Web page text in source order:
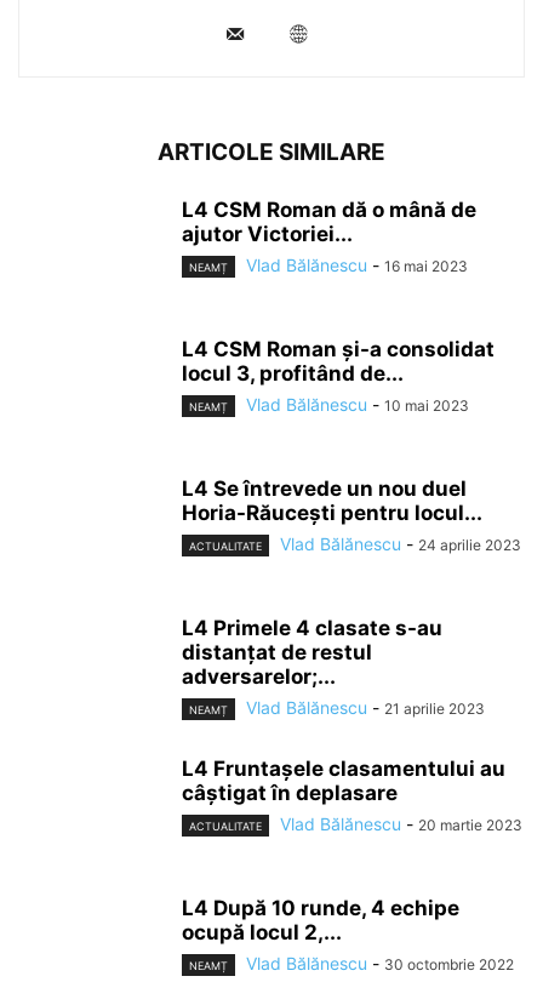
ARTICOLE SIMILARE
L4 CSM Roman dă o mână de
ajutor Victoriei...
NEAMȚ Vlad Bălănescu - 16 mai 2023
L4 CSM Roman şi-a consolidat
locul 3, profitând de...
NEAMȚ Vlad Bălănescu - 10 mai 2023
L4 Se întrevede un nou duel
Horia-Răuceşti pentru locul...
ACTUALITATE Vlad Bălănescu - 24 aprilie 2023
L4 Primele 4 clasate s-au
distanţat de restul
adversarelor;...
NEAMȚ Vlad Bălănescu - 21 aprilie 2023
L4 Fruntaşele clasamentului au
câştigat în deplasare
ACTUALITATE Vlad Bălănescu - 20 martie 2023
L4 După 10 runde, 4 echipe
ocupă locul 2,...
NEAMȚ Vlad Bălănescu - 30 octombrie 2022